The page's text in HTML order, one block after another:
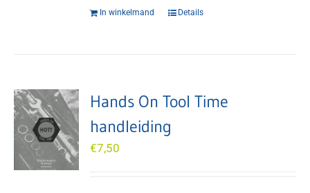
In winkelmand Details
Hands On Tool Time
handleiding
€7,50